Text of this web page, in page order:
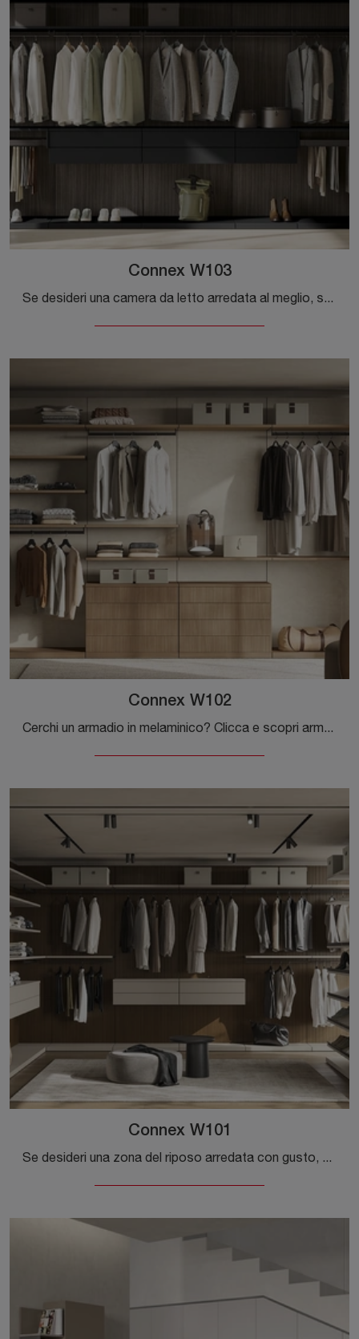
Connex W103
Se desideri una camera da letto arredata al meglio, scegli l'armadio Connex W103 con ante scorrevoli di Colombini Casa!
Connex W102
Cerchi un armadio in melaminico? Clicca e scopri armadi cabine armadio con ante scorrevoli di Colombini Casa.
Connex W101
Se desideri una zona del riposo arredata con gusto, scegli l'armadio Connex W101 con ante scorrevoli di Colombini Casa!